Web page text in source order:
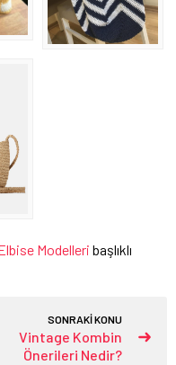
Modelleri başlıklı
SONRAKİ KONU
Vintage Kombin
Önerileri Nedir?